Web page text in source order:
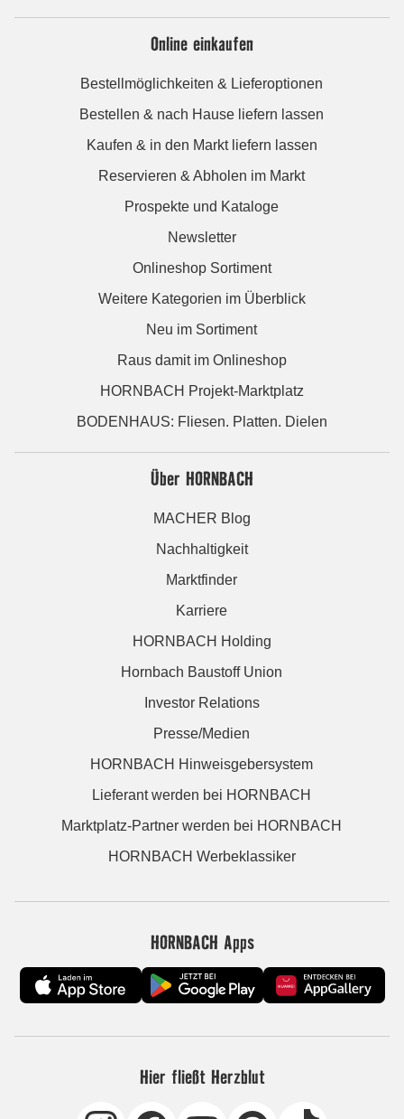
Online einkaufen
Bestellmöglichkeiten & Lieferoptionen
Bestellen & nach Hause liefern lassen
Kaufen & in den Markt liefern lassen
Reservieren & Abholen im Markt
Prospekte und Kataloge
Newsletter
Onlineshop Sortiment
Weitere Kategorien im Überblick
Neu im Sortiment
Raus damit im Onlineshop
HORNBACH Projekt-Marktplatz
BODENHAUS: Fliesen. Platten. Dielen
Über HORNBACH
MACHER Blog
Nachhaltigkeit
Marktfinder
Karriere
HORNBACH Holding
Hornbach Baustoff Union
Investor Relations
Presse/Medien
HORNBACH Hinweisgebersystem
Lieferant werden bei HORNBACH
Marktplatz-Partner werden bei HORNBACH
HORNBACH Werbeklassiker
HORNBACH Apps
Hier fließt Herzblut